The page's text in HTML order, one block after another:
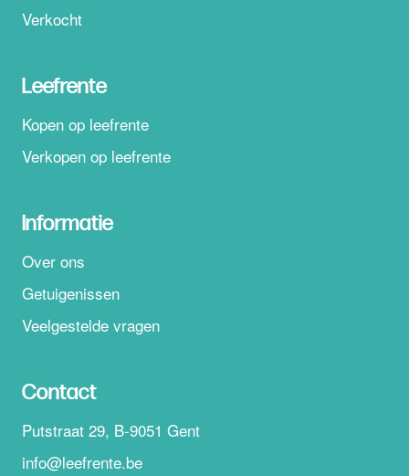
Verkocht
Leefrente
Kopen op leefrente
Verkopen op leefrente
Informatie
Over ons
Getuigenissen
Veelgestelde vragen
Contact
Putstraat 29, B-9051 Gent
info@leefrente.be